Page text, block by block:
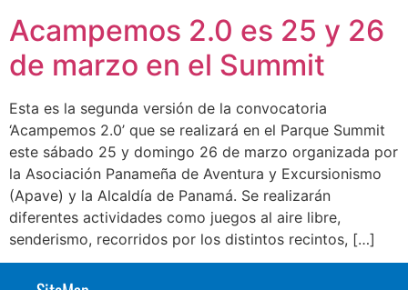
Acampemos 2.0 es 25 y 26
de marzo en el Summit
Esta es la segunda versión de la convocatoria
‘Acampemos 2.0’ que se realizará en el Parque Summit
este sábado 25 y domingo 26 de marzo organizada por
la Asociación Panameña de Aventura y Excursionismo
(Apave) y la Alcaldía de Panamá. Se realizarán
diferentes actividades como juegos al aire libre,
senderismo, recorridos por los distintos recintos, […]